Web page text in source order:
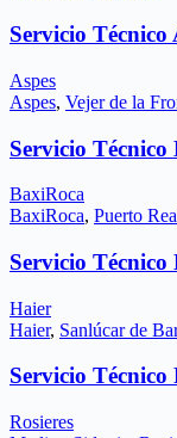
Servicio Técnico
Aspes
Aspes, Vejer de la
Servicio Técnico
BaxiRoca
BaxiRoca, Puerto
Servicio
Haier
Haier, Sanlúcar de
Servicio Técnico
Rosieres